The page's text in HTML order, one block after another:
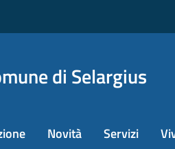
di Selargius
Novità Servizi